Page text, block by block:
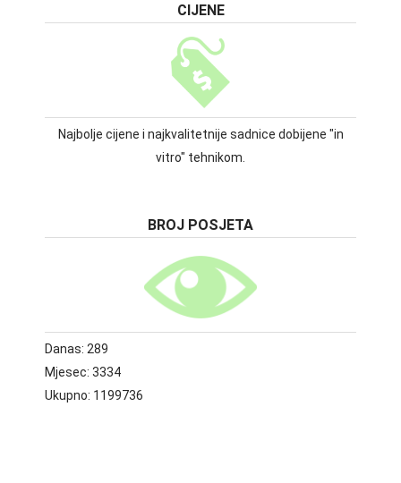
CIJENE
Najbolje cijene i najkvalitetnije sadnice dobijene "in
vitro" tehnikom.
BROJ POSJETA
Danas: 289
Mjesec: 3334
Ukupno: 1199736